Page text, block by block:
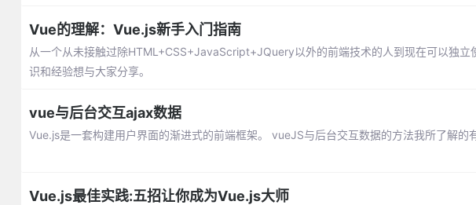
Vue的理解：Vue.js新手入门指南
从一个从未接触过除HTML+CSS+JavaScript+JQuery以外的前端技术的人到现在可以独
识和经验想与大家分享。
vue与后台交互ajax数据
Vue.js是一套构建用户界面的渐进式的前端框架。 vueJS与后台交互数据的方法我所了解的
Vue.js最佳实践:五招让你成为Vue.js大师